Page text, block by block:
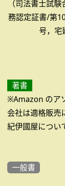
（司法書士試
務認定証書/第
号，宅
著書
※Amazon のア
会社は適格販売
紀伊國屋につい
一般書